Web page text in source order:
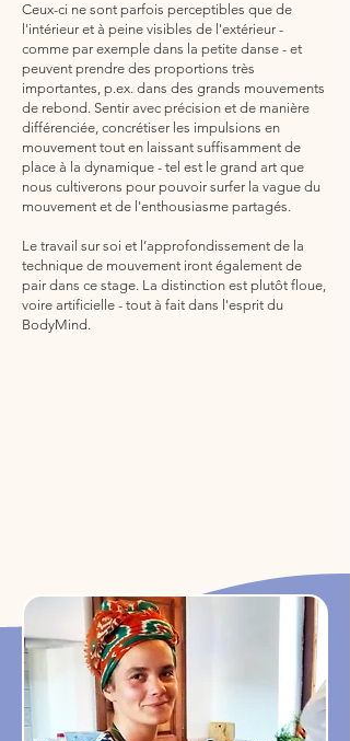
Ceux-ci ne sont parfois perceptibles que de
l'intérieur et à peine visibles de l'extérieur -
comme par exemple dans la petite danse - et
peuvent prendre des proportions très
importantes, p.ex. dans des grands mouvements
de rebond. Sentir avec précision et de manière
différenciée, concrétiser les impulsions en
mouvement tout en laissant suffisamment de
place à la dynamique - tel est le grand art que
nous cultiverons pour pouvoir surfer la vague du
mouvement et de l'enthousiasme partagés.
Le travail sur soi et l’approfondissement de la
technique de mouvement iront également de
pair dans ce stage. La distinction est plutôt floue,
voire artificielle - tout à fait dans l'esprit du
BodyMind.